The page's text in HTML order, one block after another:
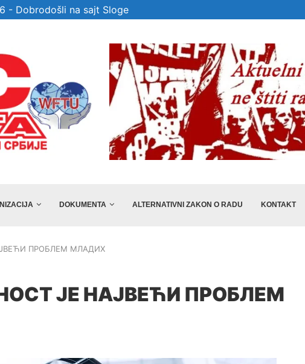
- Dobrodošli na sajt Sloge
aktivista i simpatizera „Sloge“ ne... Veselinović: Preporuke nisu
DOKUMENTA ALTERNATIVNI ZAKON O RADU KONTAKT
ПРОБЛЕМ МЛАДИХ
ЈЕ НАЈВЕЋИ ПРОБЛЕМ